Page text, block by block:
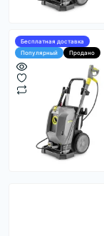
Бесплатная доставка
Популярный
Продано